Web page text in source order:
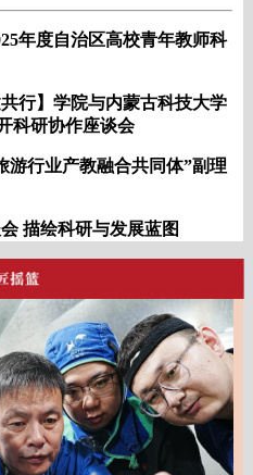
年度自治区高校青年教师科
行】学院与内蒙古科技大学
科研协作座谈会
游行业产教融合共同体”副理
描绘科研与发展蓝图